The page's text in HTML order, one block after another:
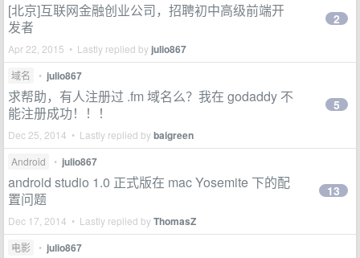
[北京]互联网金融创业公司，招聘初中高级前端开
发者
Apr 22, 2015 • Lastly replied by julio867
2
域名 • julio867
求帮助，有人注册过 .fm 域名么？我在 godaddy 不
能注册成功！！！
Dec 25, 2014 • Lastly replied bybaigreen
5
Android • julio867
android studio 1.0 正式版在 mac Yosemite 下的配
置问题
Dec 17, 2014 • Lastly replied byThomasZ
13
电影 • julio867